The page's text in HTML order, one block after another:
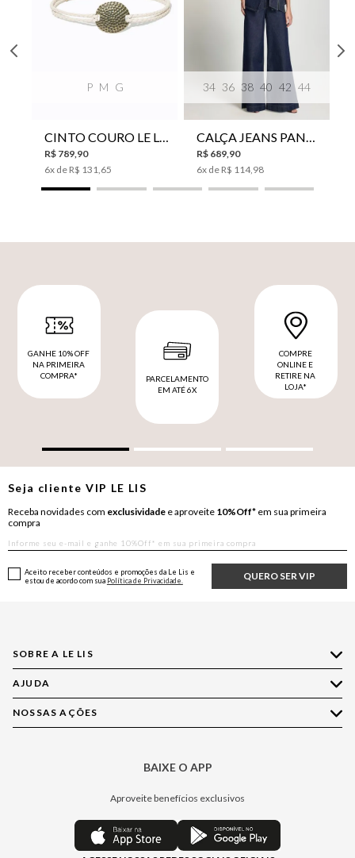
P M G
R$ 789 90
6x de R$ 131 65
34 36 38 40 42 44
R$ 689 90
6x de R$ 114, 98
GANHE 10% OFF
NA PRIMEIRA
COMPRA*
PARCELAMENTO
EM ATÉ 6X
COMPRE
ONLINE E
RETIRE NA
LOJA*
Seja clienteVIP LE LIS
Receba novidades com exclusividade e aproveite 10%Off* em sua primeira
compra
QUERO SER VIP
Aceito receber conteúdos e promoções da Le Lis e
estou de acordo com sua Política de Privacidade.
SOBRE A LE LIS
Quem Somos
Nossas Lojas
Política de Privacidade
Central de Preferências
AJUDA
Compre pelo WhatsApp
Central de Relacionamento
Regulamentos
NOSSAS AÇÕES
BAIXE O APP
Aproveite benefícios exclusivos